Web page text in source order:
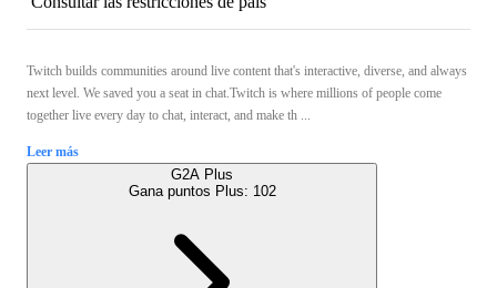
Twitch builds communities around live content that's interactive, diverse, and always
next level. We saved you a seat in chat.Twitch is where millions of people come
together live every day to chat, interact, and make th ...
Leer más
G2A Plus
Gana puntos Plus: 102